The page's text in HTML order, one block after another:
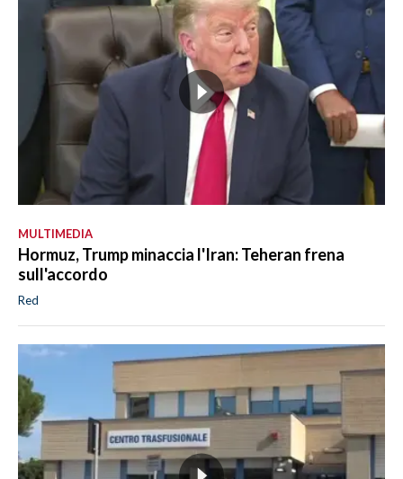
MULTIMEDIA
Hormuz, Trump minaccia l'Iran: Teheran frena
sull'accordo
Red